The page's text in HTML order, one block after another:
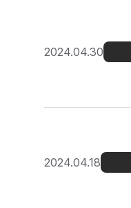
2024.04.30
2024.04.18